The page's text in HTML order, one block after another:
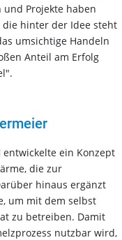
Projekte haben
die hinter der Idee steht
umsichtige Handeln
Anteil am Erfolg
entwickelte ein Konzept
die zur
hinaus ergänzt
um mit dem selbst
zu betreiben. Damit
nutzbar wird,